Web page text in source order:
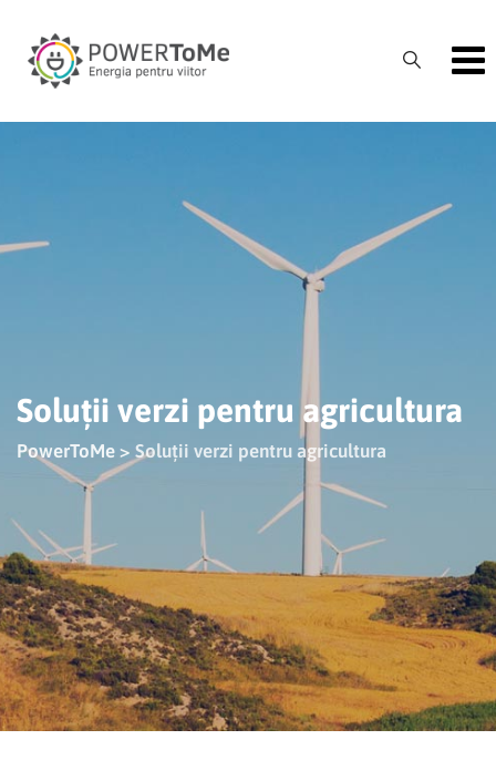
content
Soluții verzi pentru agricultura
PowerToMe > Soluții verzi pentru agricultura